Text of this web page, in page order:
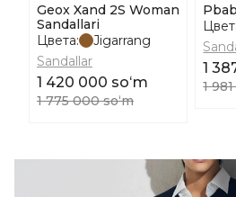
Geox Xand 2S Woman
Sandallari
Цвета:
Jigarrang
Sandallar
1 420 000 soʻm
1 775 000 soʻm
1
1